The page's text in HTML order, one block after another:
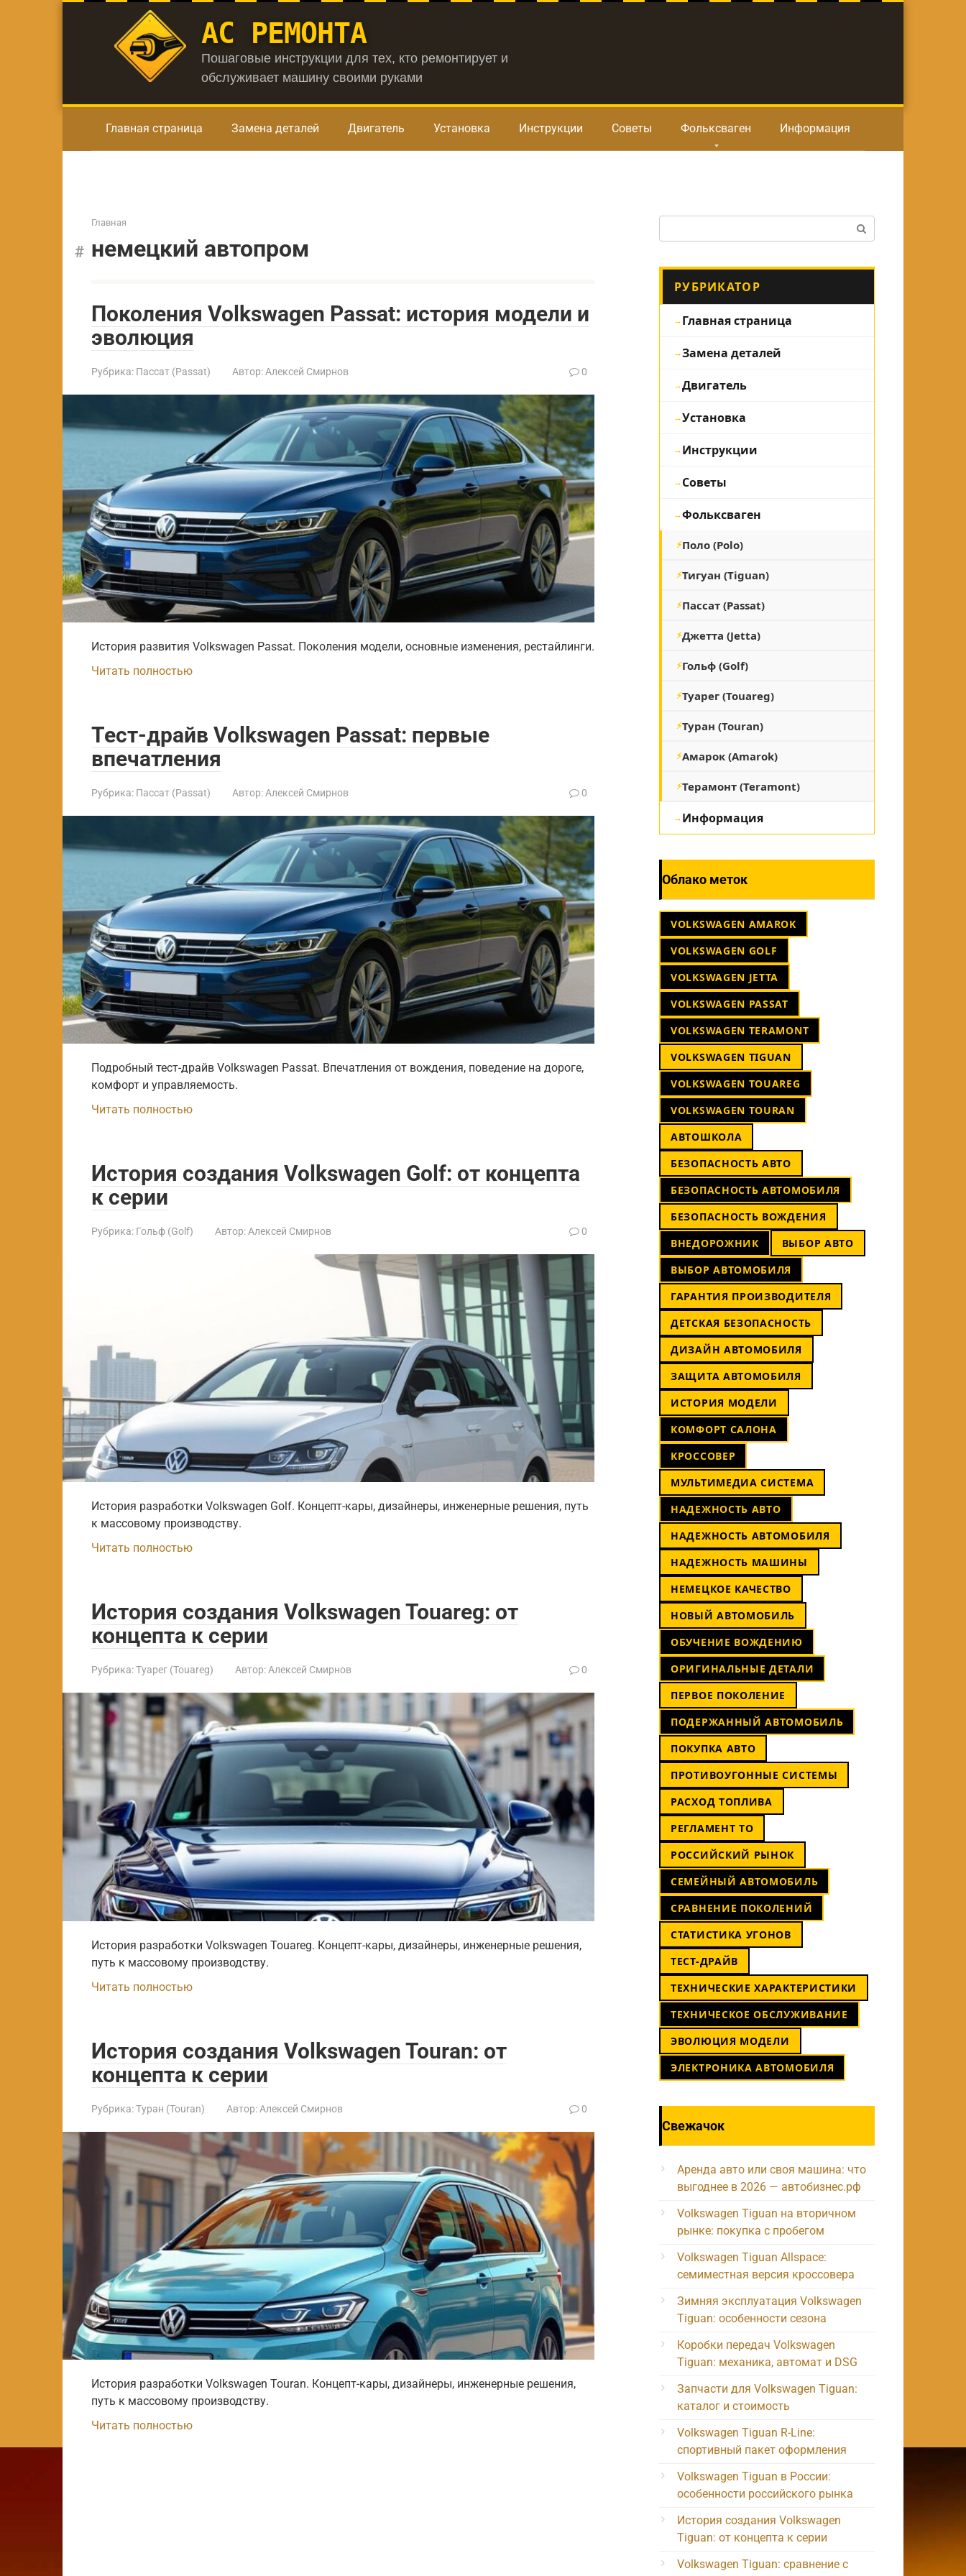
АС РЕМОНТА
Пошаговые инструкции для тех, кто ремонтирует и
обслуживает машину своими руками
Главная страница Замена деталей Двигатель Установка Инструкции Советы Фольксваген Информация
Главная
немецкий автопром
Поколения Volkswagen Passat: история модели и
эволюция
Рубрика: Пассат (Passat) Автор: Алексей Смирнов 0
История развития Volkswagen Passat. Поколения модели, основные изменения, рестайлинги.
Читать полностью
Тест-драйв Volkswagen Passat: первые
впечатления
Рубрика: Пассат (Passat) Автор: Алексей Смирнов 0
Подробный тест-драйв Volkswagen Passat. Впечатления от вождения, поведение на дороге,
комфорт и управляемость.
Читать полностью
История создания Volkswagen Golf: от концепта
к серии
Рубрика: Гольф (Golf) Автор:Алексей Смирнов 0
История разработки Volkswagen Golf. Концепт-кары, дизайнеры, инженерные решения, путь
к массовому производству.
Читать полностью
История создания Volkswagen Touareg: от
концепта к серии
Рубрика:Туарег (Touareg) Автор:Алексей Смирнов 0
История разработки Volkswagen Touareg. Концепт-кары, дизайнеры, инженерные решения,
путь к массовому производству.
Читать полностью
История создания Volkswagen Touran: от
концепта к серии
Рубрика:Туран (Touran) Автор: Алексей Смирнов 0
История разработки Volkswagen Touran. Концепт-кары, дизайнеры, инженерные решения,
путь к массовому производству.
Читать полностью
РУБРИКАТОР
Главная страница
Замена деталей
Двигатель
Установка
Инструкции
Советы
Фольксваген
Поло (Polo)
Тигуан (Tiguan)
Пассат (Passat)
Джетта (Jetta)
Гольф (Golf)
Туарег (Touareg)
Туран (Touran)
Амарок (Amarok)
Терамонт (Teramont)
Информация
Облако меток
VOLKSWAGEN AMAROK
VOLKSWAGEN GOLF
VOLKSWAGEN JETTA
VOLKSWAGEN PASSAT
VOLKSWAGEN TERAMONT
VOLKSWAGEN TIGUAN
VOLKSWAGEN TOUAREG
VOLKSWAGEN TOURAN
АВТОШКОЛА
БЕЗОПАСНОСТЬ АВТО
БЕЗОПАСНОСТЬ АВТОМОБИЛЯ
БЕЗОПАСНОСТЬ ВОЖДЕНИЯ
ВНЕДОРОЖНИК
ВЫБОР АВТО
ВЫБОР АВТОМОБИЛЯ
ГАРАНТИЯ ПРОИЗВОДИТЕЛЯ
ДЕТСКАЯ БЕЗОПАСНОСТЬ
ДИЗАЙН АВТОМОБИЛЯ
ЗАЩИТА АВТОМОБИЛЯ
ИСТОРИЯ МОДЕЛИ
КОМФОРТ САЛОНА
КРОССОВЕР
МУЛЬТИМЕДИА СИСТЕМА
НАДЕЖНОСТЬ АВТО
НАДЕЖНОСТЬ АВТОМОБИЛЯ
НАДЕЖНОСТЬ МАШИНЫ
НЕМЕЦКОЕ КАЧЕСТВО
НОВЫЙ АВТОМОБИЛЬ
ОБУЧЕНИЕ ВОЖДЕНИЮ
ОРИГИНАЛЬНЫЕ ДЕТАЛИ
ПЕРВОЕ ПОКОЛЕНИЕ
ПОДЕРЖАННЫЙ АВТОМОБИЛЬ
ПОКУПКА АВТО
ПРОТИВОУГОННЫЕ СИСТЕМЫ
РАСХОД ТОПЛИВА
РЕГЛАМЕНТ ТО
РОССИЙСКИЙ РЫНОК
СЕМЕЙНЫЙ АВТОМОБИЛЬ
СРАВНЕНИЕ ПОКОЛЕНИЙ
СТАТИСТИКА УГОНОВ
ТЕСТ-ДРАЙВ
ТЕХНИЧЕСКИЕ ХАРАКТЕРИСТИКИ
ТЕХНИЧЕСКОЕ ОБСЛУЖИВАНИЕ
ЭВОЛЮЦИЯ МОДЕЛИ
ЭЛЕКТРОНИКА АВТОМОБИЛЯ
Свежачок
Аренда авто или своя машина: что
выгоднее в 2026 — автобизнес.рф
Volkswagen Tiguan на вторичном
рынке: покупка с пробегом
Volkswagen Tiguan Allspace:
семиместная версия кроссовера
Зимняя эксплуатация Volkswagen
Tiguan: особенности сезона
Коробки передач Volkswagen
Tiguan: механика, автомат и DSG
Запчасти для Volkswagen Tiguan:
каталог и стоимость
Volkswagen Tiguan R-Line:
спортивный пакет оформления
Volkswagen Tiguan в России:
особенности российского рынка
История создания Volkswagen
Tiguan: от концепта к серии
Volkswagen Tiguan: сравнение с